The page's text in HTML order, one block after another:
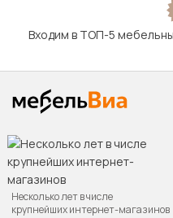
Входим в ТОП-5
Несколько лет в числе
крупнейших интернет-магазинов